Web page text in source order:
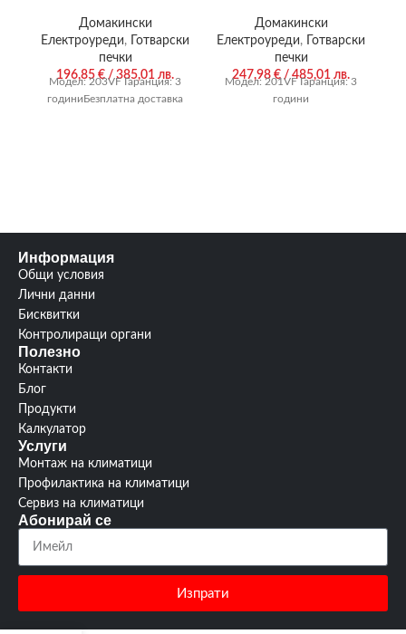
Домакински
Електроуреди,
Готварски
печки
196,85€/ 385,01 лв.
Модел:203VF Гаранция: 3
годиниБезплатна доставка
Домакински
Електроуреди,
Готварски
печки
247,98€/ 485,01 лв.
Модел: 201VFГаранция: 3
години
Информация
Общи условия
Лични данни
Бисквитки
Контролиращи органи
Полезно
Контакти
Блог
Продукти
Калкулатор
Услуги
Монтаж на климатици
Профилактика на климатици
Сервиз на климатици
Абонирай се
Изпрати